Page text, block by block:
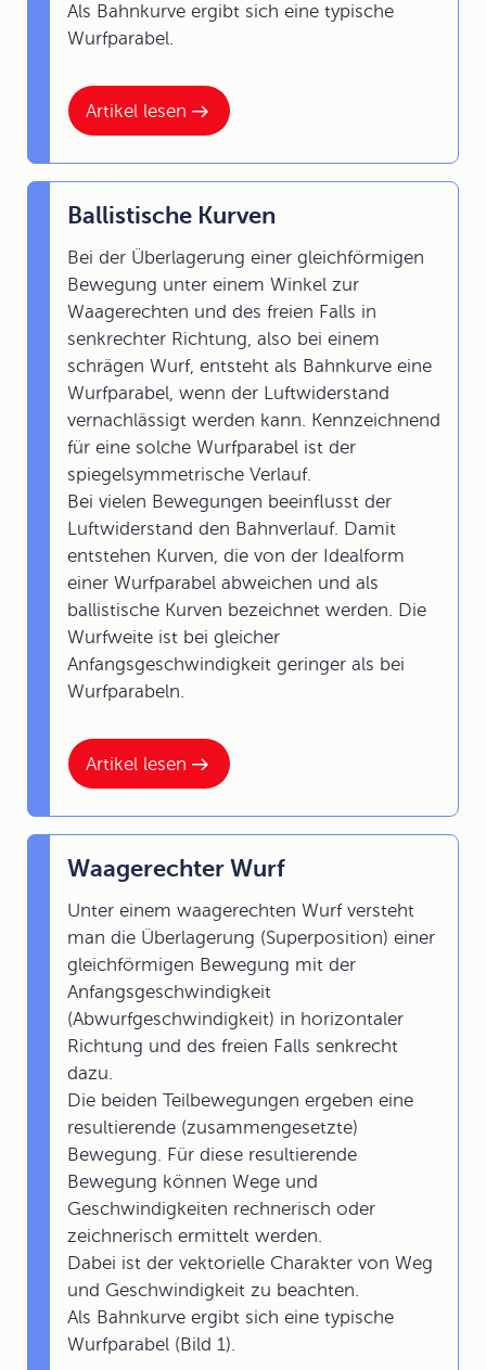
Artikel lesen
Als Bahnkurve ergibt sich eine typische
Wurfparabel.
Artikel lesen
Ballistische Kurven
Bei der Überlagerung einer gleichförmigen
Bewegung unter einem Winkel zur
Waagerechten und des freien Falls in
senkrechter Richtung, also bei einem
schrägen Wurf, entsteht als Bahnkurve eine
Wurfparabel, wenn der Luftwiderstand
vernachlässigt werden kann. Kennzeichnend
für eine solche Wurfparabel ist der
spiegelsymmetrische Verlauf.
Bei vielen Bewegungen beeinflusst der
Luftwiderstand den Bahnverlauf. Damit
entstehen Kurven, die von der Idealform
einer Wurfparabel abweichen und als
ballistische Kurven bezeichnet werden. Die
Wurfweite ist bei gleicher
Anfangsgeschwindigkeit geringer als bei
Wurfparabeln.
Waagerechter Wurf
Unter einem waagerechten Wurf versteht
man die Überlagerung (Superposition) einer
gleichförmigen Bewegung mit der
Anfangsgeschwindigkeit
(Abwurfgeschwindigkeit) in horizontaler
Richtung und des freien Falls senkrecht
dazu.
Die beiden Teilbewegungen ergeben eine
resultierende (zusammengesetzte)
Bewegung. Für diese resultierende
Bewegung können Wege und
Geschwindigkeiten rechnerisch oder
zeichnerisch ermittelt werden.
Dabei ist der vektorielle Charakter von Weg
und Geschwindigkeit zu beachten.
Als Bahnkurve ergibt sich eine typische
Wurfparabel (Bild 1).